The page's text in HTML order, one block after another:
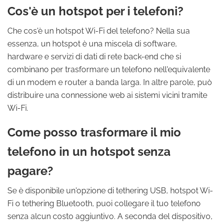
Cos'è un hotspot per i telefoni?
Che cos'è un hotspot Wi-Fi del telefono? Nella sua
essenza, un hotspot è una miscela di software,
hardware e servizi di dati di rete back-end che si
combinano per trasformare un telefono nell'equivalente
di un modem e router a banda larga. In altre parole, può
distribuire una connessione web ai sistemi vicini tramite
Wi-Fi.
Come posso trasformare il mio
telefono in un hotspot senza
pagare?
Se è disponibile un'opzione di tethering USB, hotspot Wi-
Fi o tethering Bluetooth, puoi collegare il tuo telefono
senza alcun costo aggiuntivo. A seconda del dispositivo,